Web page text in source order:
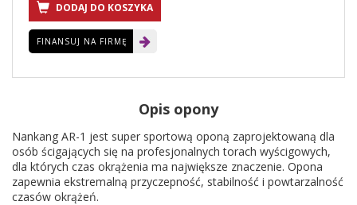
DODAJ DO KOSZYKA
FINANSUJ NA FIRMĘ
Opis opony
Nankang AR-1 jest super sportową oponą zaprojektowaną dla
osób ścigających się na profesjonalnych torach wyścigowych,
dla których czas okrążenia ma największe znaczenie. Opona
zapewnia ekstremalną przyczepność, stabilność i powtarzalność
czasów okrążeń.